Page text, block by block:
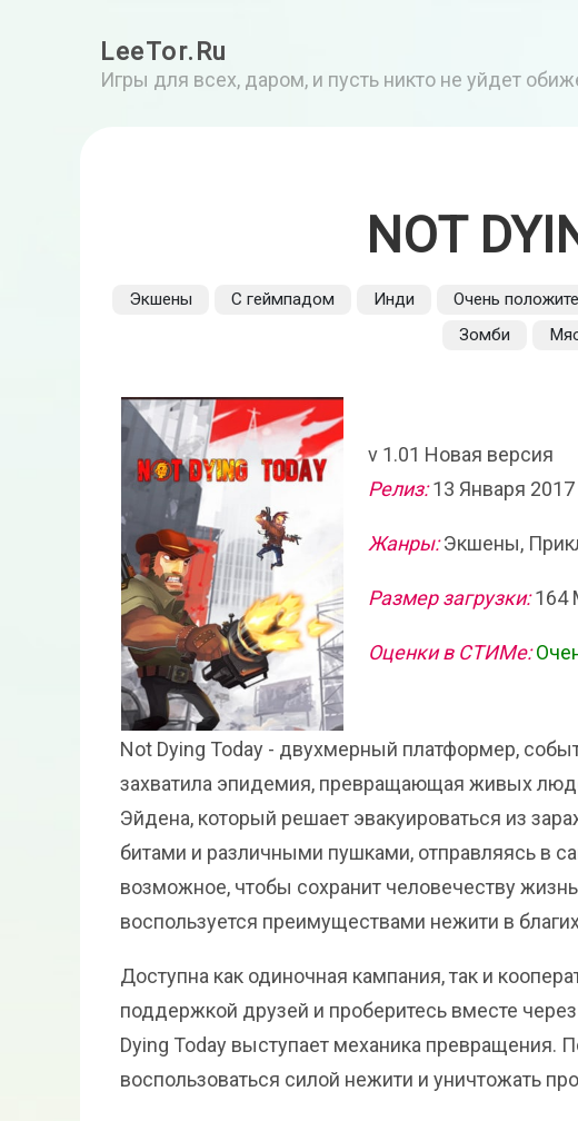
LeeTor.Ru
Игры для всех, даром, и пусть никто не уйдет
NOT
Экшены С геймпадом Инди Очень
Зомби
v 1.01 Новая версия
Релиз:13 Января 2017
Жанры:Экшены,
Размер загрузки:164
Оценки в СТИМе:
Not Dying Today - двухмерный платформер,
захватила эпидемия, превращающая живых
Эйдена, который решает эвакуироваться из
битами и различными пушками, отправляясь в
возможное, чтобы сохранит человечеству
воспользуется преимуществами нежити в
Доступна как одиночная кампания, так и
поддержкой друзей и проберитесь вместе
Dying Today выступает механика превращения.
воспользоваться силой нежити и уничтожать